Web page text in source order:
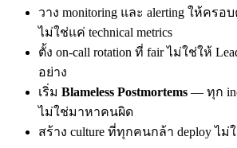
วาง monitoring และ alerting ให้ครอบ
ไม่ใช่แค่ technical metrics
ตั้ง on-call rotation ที่ fair ไม่ใช่ให้
อย่าง
เริ่ม Blameless Postmortems — ทุก
ไม่ใช่มาหาคนผิด
สร้าง culture ที่ทุกคนกล้า deploy ไม่